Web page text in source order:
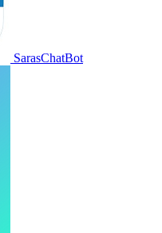
SarasChatBot